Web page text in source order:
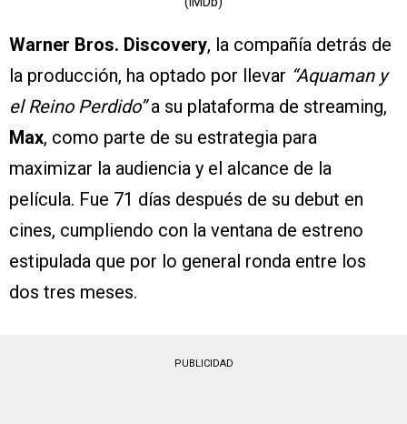
Warner Bros. Discovery, la compañía detrás de
la producción, ha optado por llevar “Aquaman y
el Reino Perdido”a su plataforma de streaming,
Max, como parte de su estrategia para
maximizar la audiencia y el alcance de la
película. Fue 71 días después de su debut en
cines, cumpliendo con la ventana de estreno
estipulada que por lo general ronda entre los
dos tres meses.
PUBLICIDAD